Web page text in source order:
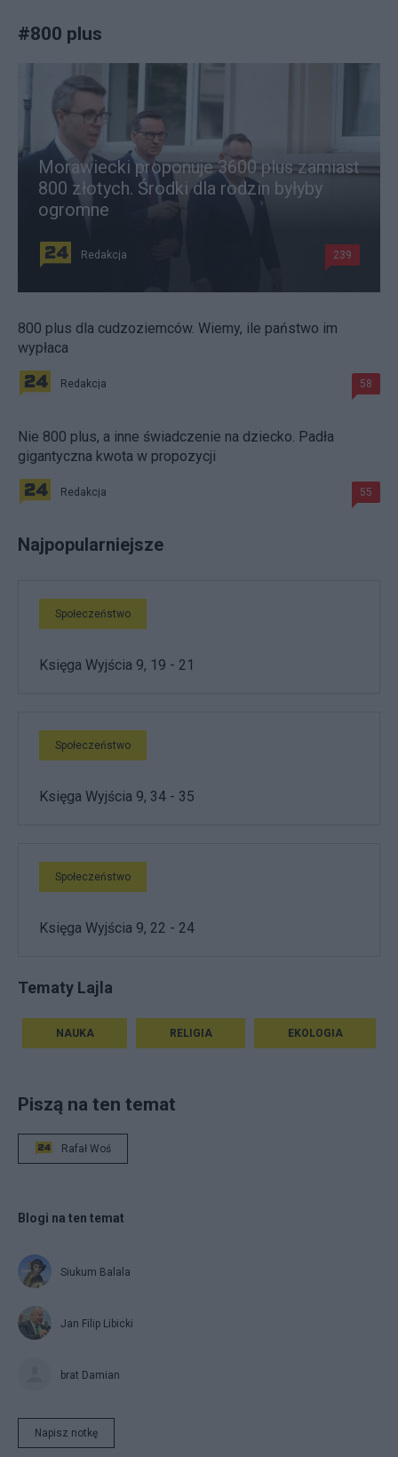
#800 plus
Morawiecki proponuje 3600 plus zamiast
800 złotych. Środki dla rodzin byłyby
ogromne
Redakcja 239
800 plus dla cudzoziemców. Wiemy, ile państwo im
wypłaca
Redakcja 58
Nie 800 plus, a inne świadczenie na dziecko. Padła
gigantyczna kwota w propozycji
Redakcja 55
Najpopularniejsze
Społeczeństwo
Księga Wyjścia 9, 19 - 21
Społeczeństwo
Księga Wyjścia 9, 34 - 35
Społeczeństwo
Księga Wyjścia 9, 22 - 24
Tematy Lajla
NAUKA RELIGIA EKOLOGIA
Piszą na ten temat
Rafał Woś
Blogi na ten temat
Siukum Balala
Jan Filip Libicki
brat Damian
Napisz notkę